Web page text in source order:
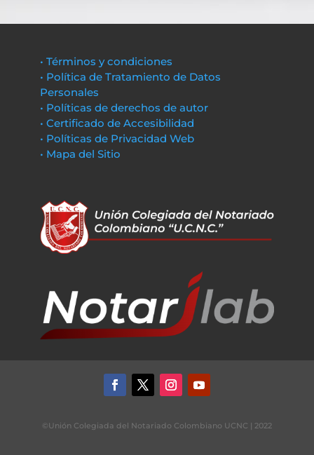
• Términos y condiciones
• Política de Tratamiento de Datos
Personales
• Políticas de derechos de autor
• Certificado de Accesibilidad
• Políticas de Privacidad Web
• Mapa del Sitio
©Unión Colegiada del Notariado Colombiano UCNC | 2022